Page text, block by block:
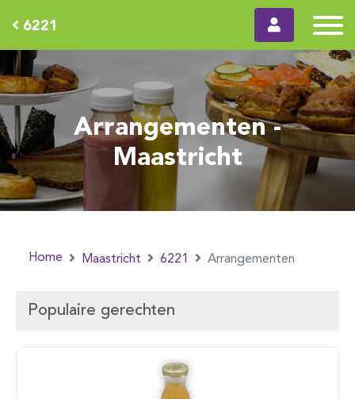
6221
Arrangementen -
Maastricht
Home Maastricht 6221 Arrangementen
Populaire gerechten